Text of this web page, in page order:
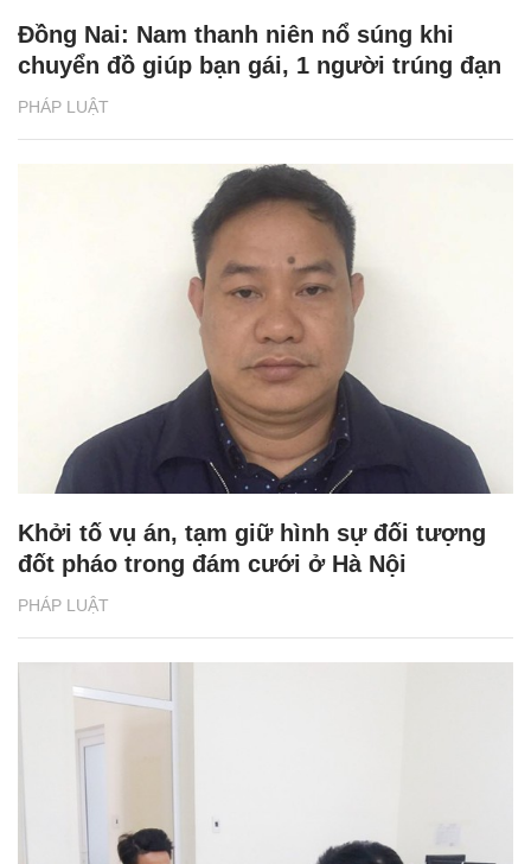
PHÁP LUẬT
Đồng Nai: Nam thanh niên nổ súng khi
chuyển đồ giúp bạn gái, 1 người trúng đạn
PHÁP LUẬT
Khởi tố vụ án, tạm giữ hình sự đối tượng
đốt pháo trong đám cưới ở Hà Nội